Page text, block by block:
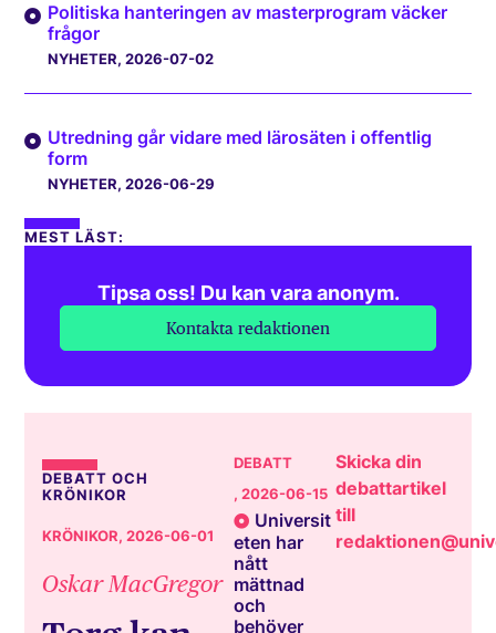
Politiska hanteringen av masterprogram väcker
frågor
NYHETER, 2026-07-02
Utredning går vidare med lärosäten i offentlig
form
NYHETER, 2026-06-29
MEST LÄST:
Tipsa oss! Du kan vara anonym.
Kontakta redaktionen
DEBATT OCH
KRÖNIKOR
KRÖNIKOR, 2026-06-01
Oskar MacGregor
DEBATT
, 2026-06-15
Universit
eten har
nått
mättnad
och
behöver
Skicka din
debattartikel
till